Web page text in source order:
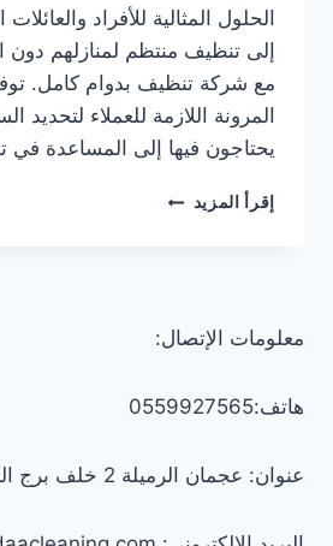
الحلول المثالية للأفراد
إلى تنظيف منتظم لمنازلهم دون
مع شركة تنظيف بدوام كامل.
المرونة اللازمة للعملاء لتحديد
يحتاجون فيها إلى المساعدة في
إقرأ المزيد خادمات
–
30%
معلومات الإتصال:
هاتف:0559927565
عنوان: عجمان الرميلة 2 خلف برج المربعة